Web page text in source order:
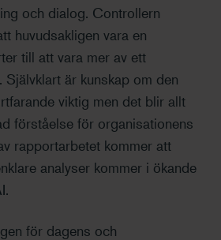
och dialog. Controllern
huvudsakligen vara en
till att vara mer av ett
är kunskap om den
viktig men det blir allt
förståelse för organisationens
rapportarbetet kommer att
analyser kommer i ökande
för dagens och